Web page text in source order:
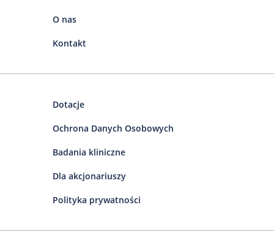
O nas
Kontakt
Dotacje
Ochrona Danych Osobowych
Badania kliniczne
Dla akcjonariuszy
Polityka prywatności